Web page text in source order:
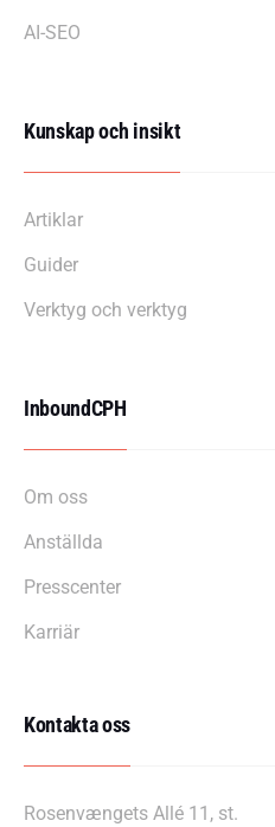
AI-SEO
Kunskap och insikt
Artiklar
Guider
Verktyg och verktyg
InboundCPH
Om oss
Anställda
Presscenter
Karriär
Kontakta oss
Rosenvængets Allé 11, st.